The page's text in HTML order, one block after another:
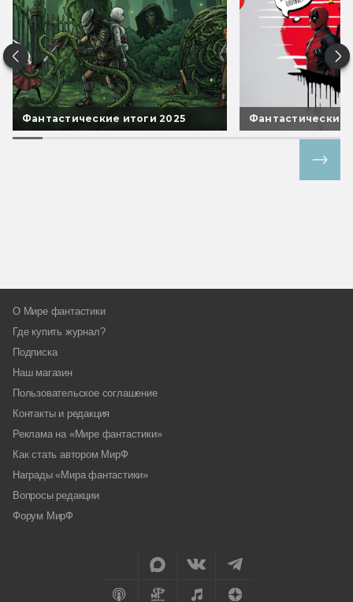
Фантастические итоги 2025 Фантастические
О Мире фантастики
Где купить журнал?
Подписка
Наш магазин
Пользовательское соглашение
Контакты и редакция
Реклама на «Мире фантастики»
Как стать автором МирФ
Награды «Мира фантастики»
Вопросы редакции
Форум МирФ